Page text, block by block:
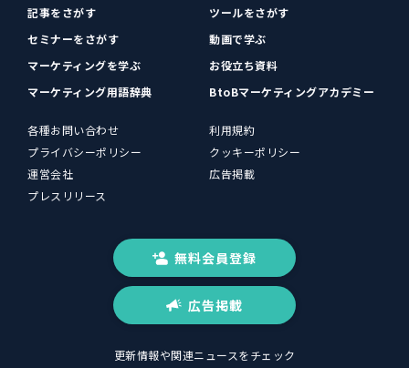
記事をさがす
ツールをさがす
セミナーをさがす
動画で学ぶ
マーケティングを学ぶ
お役立ち資料
マーケティング用語辞典
BtoBマーケティングアカデミー
各種お問い合わせ
利用規約
プライバシーポリシー
クッキーポリシー
運営会社
広告掲載
プレスリリース
無料会員登録
広告掲載
更新情報や関連ニュースをチェック